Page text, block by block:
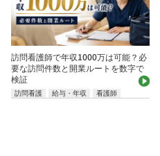
訪問看護師で年収1000万は可能？必
要な訪問件数と開業ルートを数字で
検証
訪問看護 給与・年収 看護師